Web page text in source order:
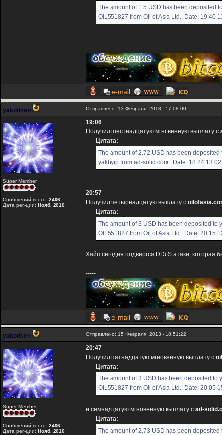
The amount of 1.5 USD has been deposited
OIL551827 from Oil of Asia Ltd.. Date: 19:40
-----
yakodsen Отправлено: 13 Февраля, 2013 - 17:08:00
Super Member
Сообщений всего: 2486
Дата рег-ции: Нояб. 2010
19:06
Получил шестнадцатую мгновенную выплату с
Цитата:
The amount of 2.72 USD has been
yakhyip from ad-solid.com.. Date: 18:24
20:57
Получил четырнадцатую выплату с
Цитата:
The amount of 3 USD has been deposited to
OIL551827 from Oil of Asia Ltd.. Date: 20:15
Хайп сегодня подвергся DDoS атаки,
-----
yakodsen Отправлено: 15 Февраля, 2013 - 18:51:22
Super Member
Сообщений всего: 2486
Дата рег-ции: Нояб. 2010
20:47
Получил пятнадцатую мгновенную выплату с
Цитата:
The amount of 3 USD has been deposited to
OIL551827 from Oil of Asia Ltd.. Date: 20:05
и семнадцатую мгновенную выплату с ad-
Цитата:
The amount of 2.73 USD has been